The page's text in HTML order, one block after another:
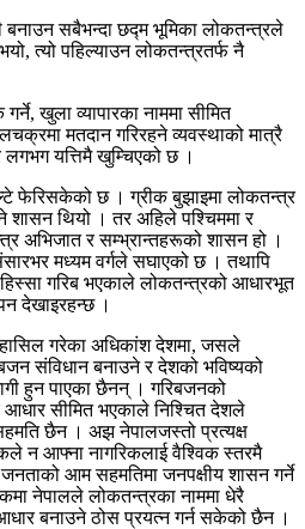
बनाउन सबैभन्दा छद्म भूमिका लोकतन्त्रले
त्यो पहिल्याउन लोकतन्त्रतर्फ नै
खुला व्यापारका नाममा सीमित
मतदान गरिरहने व्यवस्थाको मात्रै
यत्तिमै खुम्चिएको छ ।
फेरिसकेको छ । ग्रीक बुझाइमा लोकतन्त्र
शासन थियो । तर अहिले पश्चिममा र
अभिजात र सम्भ्रान्तहरूको शासन हो ।
मध्यम वर्गले सघाएको छ । तथापि
गरिब भएकाले लोकतन्त्रको आधारभूत
देखाइरहन्छ ।
हासिल गरेका अधिकांश देशमा, जसले
संविधान बनाउने र देशको भविष्यको
हुन पाएका छैनन् । गरिबजनको
आधार सीमित भएकाले निश्चित देशले
छैन । अझ नेपालजस्तो प्रत्यक्ष
न आफ्ना नागरिकलाई वैश्विक स्तरमै
जनताको आम सहमतिमा जनपक्षीय शासन गर्ने
नेपालले लोकतन्त्रका नाममा धेरै
बनाउने ठोस प्रयत्न गर्न सकेको छैन ।